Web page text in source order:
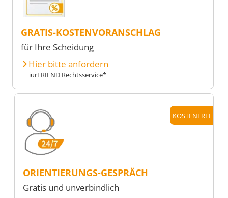
GRATIS-KOSTENVORANSCHLAG
für Ihre Scheidung
Hier bitte anfordern
iurFRIEND Rechtsservice*
KOSTENFREI
ORIENTIERUNGS-GESPRÄCH
Gratis und unverbindlich